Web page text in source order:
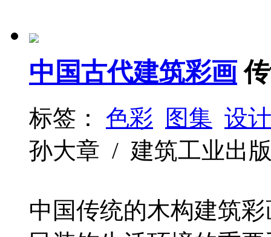
中国古代建筑彩画
标签： 色彩 图集 设计
孙大章 / 建筑工业出
中国传统的木构建筑